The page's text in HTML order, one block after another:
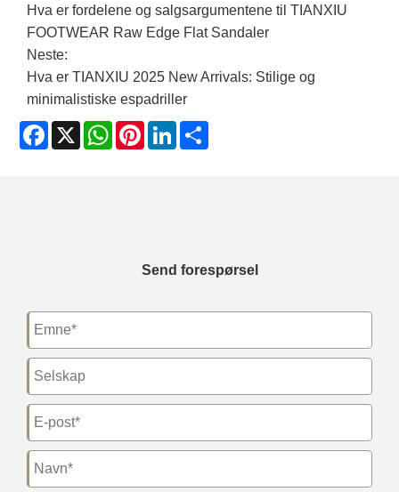
Hva er fordelene og salgsargumentene til TIANXIU
FOOTWEAR Raw Edge Flat Sandaler
Neste:
Hva er TIANXIU 2025 New Arrivals: Stilige og
minimalistiske espadriller
Facebook
X WhatsApp
PinterestLinkedIn
Send forespørsel